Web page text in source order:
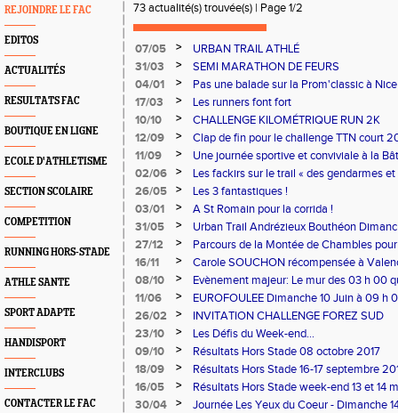
REJOINDRE LE FAC
EDITOS
ACTUALITÉS
RESULTATS FAC
BOUTIQUE EN LIGNE
ECOLE D'ATHLETISME
SECTION SCOLAIRE
COMPETITION
RUNNING HORS-STADE
ATHLE SANTE
SPORT ADAPTE
HANDISPORT
INTERCLUBS
CONTACTER LE FAC
73 actualité(s) trouvée(s) | Page 1/2
07/05 >
URBAN TRAIL ATHLÉ
31/03
>
SEMI MARATHON DE FEURS
04/01
>
Pas une balade sur la Prom'classic à
performance.
17/03 >
Les runners font fort
10/10
>
CHALLENGE KILOMÉTRIQUE RUN 2K
12/09
>
Clap de fin pour le challenge TTN court
11/09
>
Une journée sportive et conviviale à la
02/06
>
Les fackirs sur le trail « des gendarmes et
26/05
>
Les 3 fantastiques !
03/01
>
A St Romain pour la corrida !
31/05
>
Urban Trail Andrézieux Bouthéon
27/12
>
Parcours de la Montée de Chambles
16/11
>
Carole SOUCHON récompensée à
08/10
>
Evènement majeur: Le mur des 03 h 00
11/06
>
EUROFOULEE Dimanche 10 Juin à 09 h
26/02
>
INVITATION CHALLENGE FOREZ SUD
23/10
>
Les Défis du Week-end...
09/10
>
Résultats Hors Stade 08 octobre 2017
18/09
>
Résultats Hors Stade 16-17 septembre
16/05
>
Résultats Hors Stade week-end 13 et 14
30/04
>
Journée Les Yeux du Coeur - Dimanche